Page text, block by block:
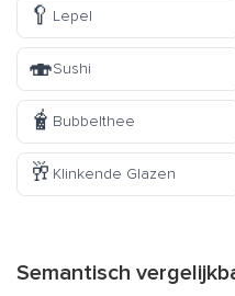
🥄 Lepel
🍣Sushi
🧋 Bubbelthee
🥂 Klinkende Glazen
Semantisch